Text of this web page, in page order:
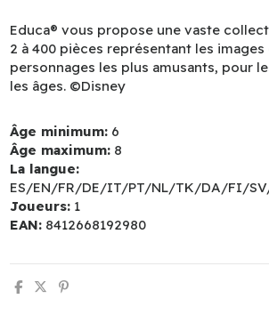
Educa® vous propose une vaste
2 à 400 pièces représentant les images
personnages les plus amusants, pour
les âges. ©Disney
Âge minimum: 6
Âge maximum: 8
La langue:
ES/EN/FR/DE/IT/PT/NL/TK/DA/FI/
Joueurs: 1
EAN: 8412668192980